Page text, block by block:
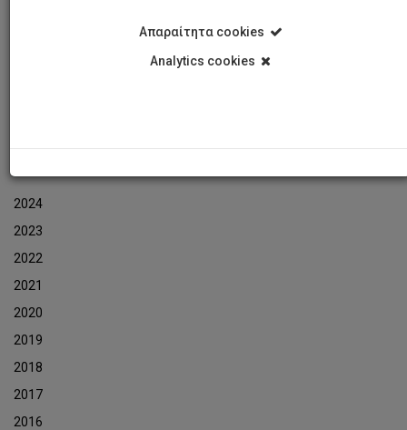
2024
2023
2022
2021
2020
2019
2018
2017
2016
Απαραίτητα cookies
Analytics cookies